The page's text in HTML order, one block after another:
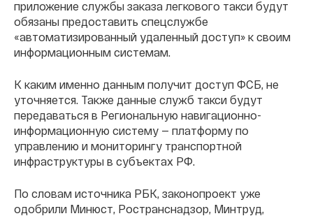
приложение службы заказа легкового такси будут
обязаны предоставить спецслужбе
«автоматизированный удаленный доступ» к своим
информационным системам.
К каким именно данным получит доступ ФСБ, не
уточняется. Также данные служб такси будут
передаваться в Региональную навигационно-
информационную систему — платформу по
управлению и мониторингу транспортной
инфраструктуры в субъектах РФ.
По словам источника РБК, законопроект уже
одобрили Минюст, Ространснадзор, Минтруд,